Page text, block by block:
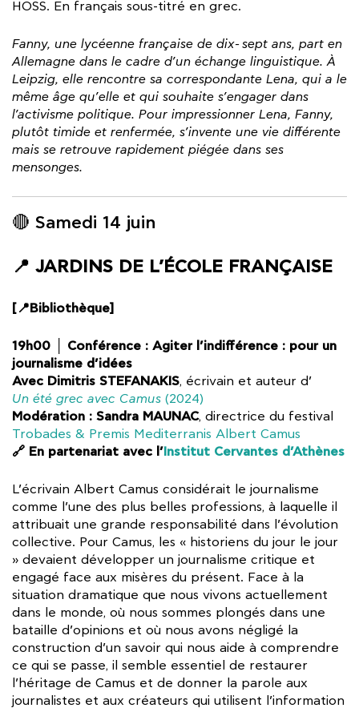
HOSS. En français sous-titré en grec.
Fanny, une lycéenne française de dix-sept ans, part en
Allemagne dans le cadre d’un échange linguistique. À
Leipzig, elle rencontre sa correspondante Lena, qui a le
même âge qu’elle et qui souhaite s’engager dans
l’activisme politique. Pour impressionner Lena, Fanny,
plutôt timide et renfermée, s’invente une vie différente
mais se retrouve rapidement piégée dans ses
mensonges.
🔴 Samedi 14 juin
📍 JARDINS DE L’ÉCOLE FRANÇAISE
[📍Bibliothèque]
19h00 │ Conférence : Agiter l’indifférence : pour un
journalisme d’idées
Avec Dimitris STEFANAKIS, écrivain et auteur d’
Un été grec avec Camus (2024)
Modération : Sandra MAUNAC, directrice du festival
Trobades & Premis Mediterranis Albert Camus
🔗 En partenariat avec l’Institut Cervantes d’Athènes
L’écrivain Albert Camus considérait le journalisme
comme l’une des plus belles professions, à laquelle il
attribuait une grande responsabilité dans l’évolution
collective. Pour Camus, les « historiens du jour le jour
» devaient développer un journalisme critique et
engagé face aux misères du présent. Face à la
situation dramatique que nous vivons actuellement
dans le monde, où nous sommes plongés dans une
bataille d’opinions et où nous avons négligé la
construction d’un savoir qui nous aide à comprendre
ce qui se passe, il semble essentiel de restaurer
l’héritage de Camus et de donner la parole aux
journalistes et aux créateurs qui utilisent l’information